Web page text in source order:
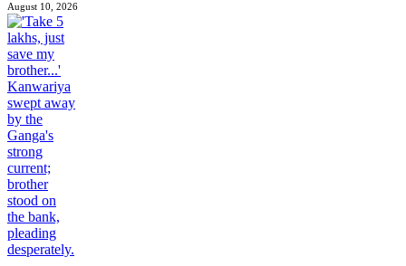
August 10, 2026